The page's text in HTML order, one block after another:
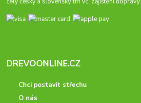
DREVOONLINE.CZ
Chci postavit střechu
O nás